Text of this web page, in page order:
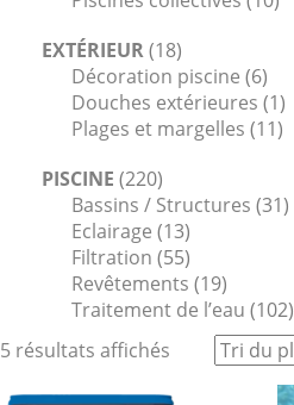
EXTÉRIEUR(18)
Décoration piscine (6)
Douches extérieures (1)
Plages et margelles (11)
PISCINE (220)
Bassins / Structures (31)
Eclairage (13)
Filtration (55)
Revêtements (19)
Traitement de l’eau (102)
5 résultats affichés